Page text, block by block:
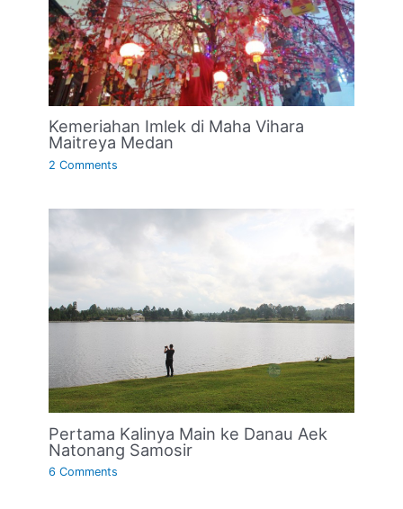
Kemeriahan Imlek di Maha Vihara
Maitreya Medan
2 Comments
Pertama Kalinya Main ke Danau Aek
Natonang Samosir
6 Comments